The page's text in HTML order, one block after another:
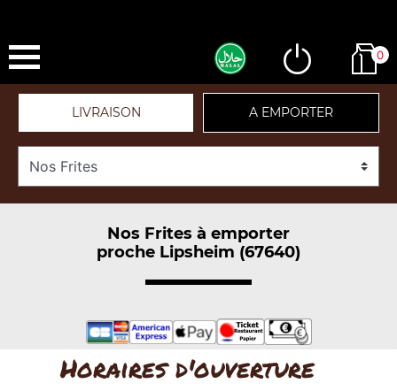
0
LIVRAISON A EMPORTER
Nos Frites à emporter
proche Lipsheim (67640)
Horaires d'ouverture